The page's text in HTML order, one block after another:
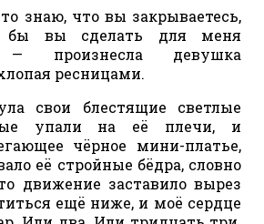
знаю, что вы закрываетесь,
вы сделать для меня
— произнесла девушка
ресницами.
свои блестящие светлые
упали на её плечи, и
чёрное мини-платье,
её стройные бёдра, словно
движение заставило вырез
ещё ниже, и моё сердце